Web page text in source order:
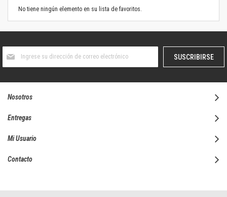
No tiene ningún elemento en su lista de favoritos.
boletín
SUSCRIBIRSE
Nosotros
Entregas
Mi Usuario
Contacto